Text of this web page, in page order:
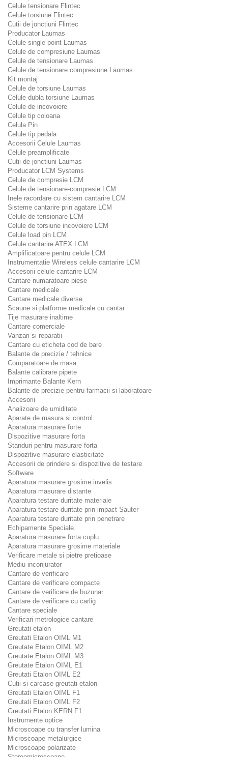
Celule tensionare Flintec
Celule torsiune Flintec
Cutii de jonctiuni Flintec
Producator Laumas
Celule single point Laumas
Celule de compresiune Laumas
Celule de tensionare Laumas
Celule de tensionare compresiune Laumas
Kit montaj
Celule de torsiune Laumas
Celule dubla torsiune Laumas
Celule de incovoiere
Celule tip coloana
Celula Pin
Celule tip pedala
Accesorii Celule Laumas
Celule preamplificate
Cutii de jonctiuni Laumas
Producator LCM Systems
Celule de compresie LCM
Celule de tensionare-compresie LCM
Inele racordare cu sistem cantarire LCM
Sisteme cantarire prin agatare LCM
Celule de tensionare LCM
Celule de torsiune incovoiere LCM
Celule load pin LCM
Celule cantarire ATEX LCM
Amplificatoare pentru celule LCM
Instrumentatie Wireless celule cantarire LCM
Accesorii celule cantarire LCM
Cantare numaratoare piese
Cantare medicale
Cantare medicale diverse
Scaune si platforme medicale cu cantar
Tije masurare inaltime
Cantare comerciale
Vanzari si reparatii
Cantare cu eticheta cod de bare
Balante de precizie / tehnice
Comparatoare de masa
Balante calibrare pipete
Imprimante Balante Kern
Balante de precizie pentru farmacii si laboratoare
Accesorii
Analizoare de umiditate
Aparate de masura si control
Aparatura masurare forte
Dispozitive masurare forta
Standuri pentru masurare forta
Dispozitive masurare elasticitate
Accesorii de prindere si dispozitive de testare
Software
Aparatura masurare grosime invelis
Aparatura masurare distante
Aparatura testare duritate materiale
Aparatura testare duritate prin impact Sauter
Aparatura testare duritate prin penetrare
Echipamente Speciale.
Aparatura masurare forta cuplu
Aparatura masurare grosime materiale
Verificare metale si pietre pretioase
Mediu inconjurator
Cantare de verificare
Cantare de verificare compacte
Cantare de verificare de buzunar
Cantare de verificare cu carlig
Cantare speciale
Verificari metrologice cantare
Greutati etalon
Greutati Etalon OIML M1
Greutate Etalon OIML M2
Greutate Etalon OIML M3
Greutate Etalon OIML E1
Greutati Etalon OIML E2
Cutii si carcase greutati etalon
Greutati Etalon OIML F1
Greutati Etalon OIML F2
Greutati Etalon KERN F1
Instrumente optice
Microscoape cu transfer lumina
Microscoape metalurgice
Microscoape polarizate